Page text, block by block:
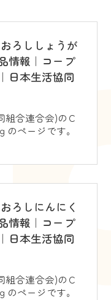
ろししょうが
情報｜コープ
日本生活協同
組合連合会)のＣ
ページです。
ろしにんにく
情報｜コープ
日本生活協同
組合連合会)のＣ
ページです。